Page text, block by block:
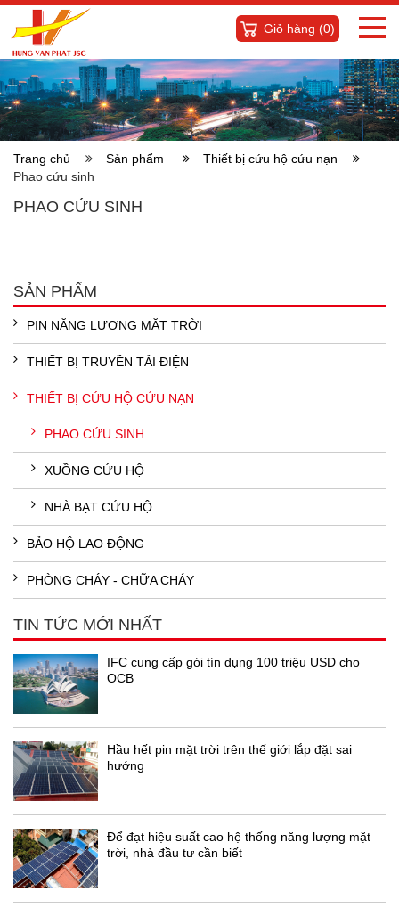
Giỏ hàng (0)
Trang chủ Sản phẩm
Thiết bị cứu hộ cứu nạn
Phao cứu sinh
PHAO CỨU SINH
SẢN PHẨM
PIN NĂNG LƯỢNG MẶT TRỜI
THIẾT BỊ TRUYỀN TẢI ĐIỆN
THIẾT BỊ CỨU HỘ CỨU NẠN
PHAO CỨU SINH
XUỒNG CỨU HỘ
NHÀ BẠT CỨU HỘ
BẢO HỘ LAO ĐỘNG
PHÒNG CHÁY - CHỮA CHÁY
TIN TỨC MỚI NHẤT
IFC cung cấp gói tín dụng 100 triệu USD cho
OCB
Hầu hết pin mặt trời trên thế giới lắp đặt sai
hướng
Để đạt hiệu suất cao hệ thống năng lượng mặt
trời, nhà đầu tư cần biết